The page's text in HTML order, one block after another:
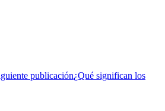
publicación¿Qué significan los